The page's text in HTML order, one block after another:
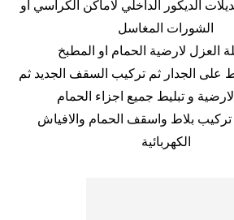
الديكور الداخلي لاماكن الكراسي او
الشورات المغاسل
العزل لارضية الحمام او المطبخ
على الجدار ثم تركيب السقف الجديد ثم
و تبليط جميع اجزاء الحمام
تركيب بلاط واسقف الحمام والافياش
الكهربائية